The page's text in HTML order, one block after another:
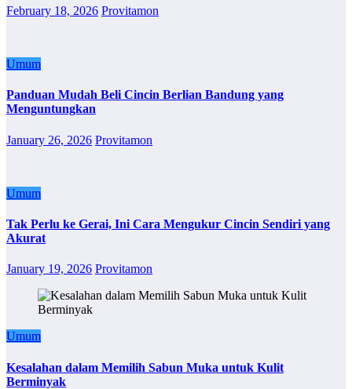
February 18, 2026 Provitamon
Umum
Panduan Mudah Beli Cincin Berlian Bandung yang
Menguntungkan
January 26, 2026 Provitamon
Umum
Tak Perlu ke Gerai, Ini Cara Mengukur Cincin Sendiri yang
Akurat
January 19, 2026 Provitamon
Umum
Kesalahan dalam Memilih Sabun Muka untuk Kulit
Berminyak